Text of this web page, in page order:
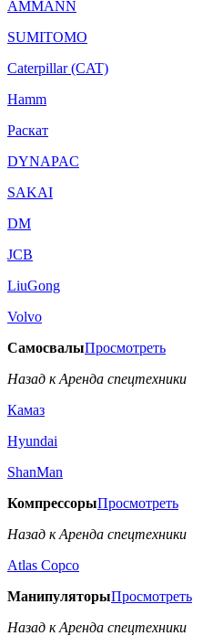
AMMANN
SUMITOMO
Caterpillar (CAT)
Hamm
Раскат
DYNAPAC
SAKAI
DM
JCB
LiuGong
Volvo
СамосвалыПросмотреть
Назад к Аренда спецтехники
Камаз
Hyundai
ShanMan
КомпрессорыПросмотреть
Назад к Аренда спецтехники
Аtlas Copco
МанипуляторыПросмотреть
Назад к Аренда спецтехники